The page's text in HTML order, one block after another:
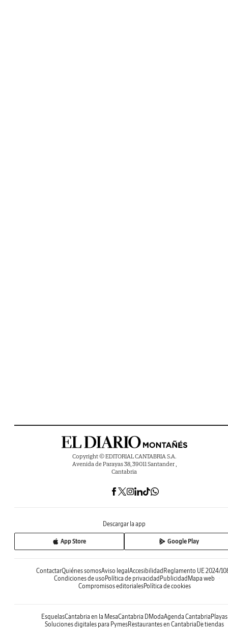
Copyright © EDITORIAL CANTABRIA S.A.
Avenida de Parayas 38, 39011 Santander ,
Cantabria
Descargar la app
App Store Google Play
ContactarQuiénes somosAviso legal Accesibilidad Reglamento UE 2024/
Condiciones de uso Política de privacidad Publicidad Mapa web
Compromisos editorialesPolítica de cookies
EsquelasCantabria en la MesaCantabria DModaAgenda Cantabria Playas
Soluciones digitales para PymesRestaurantes en Cantabria De tiendas